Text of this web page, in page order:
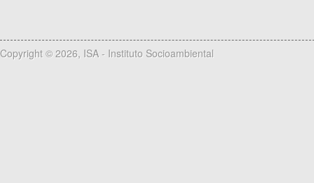
Copyright © 2026, ISA - Instituto Socioambiental